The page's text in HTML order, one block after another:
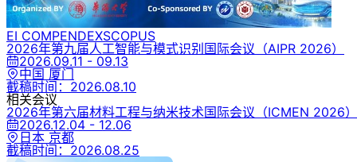
EI COMPENDEXSCOPUS
2026年第九届人工智能与模式识别国际会议 （AIPR 2026）
2026.09.11 - 09.13
中国 厦门
截稿时间： 2026.08.10
相关会议
2026年第六届材料工程与纳米技术国际会议 （ICMEN 2026）
2026.12.04 - 12.06
日本 京都
截稿时间： 2026.08.25